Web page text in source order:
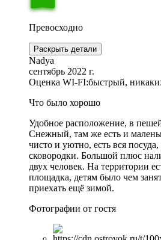
Превосходно
Раскрыть детали
Nadya
сентябрь 2022 г.
Оценка WI-FI:быстрый,
Что было хорошо
Удобное расположение, в
Снежный, там же есть и
чисто и уютно, есть вся
сковородки. Большой плюс
двух человек. На территории
площадка, детям было чем
приехать ещё зимой.
Фотографии от гостя